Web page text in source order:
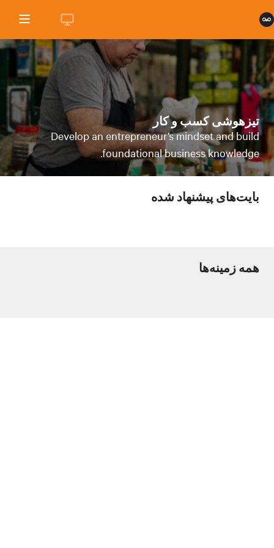
تیزهوشی‌ کسب ‌و کار
Develop an entrepreneur’s mindset and build
foundational business knowledge.
بایت‌های پیشنهاد شده
همه زمینه‌ها